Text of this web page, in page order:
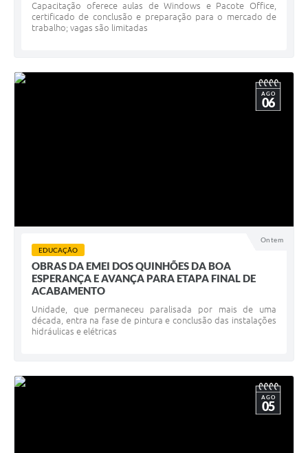
Capacitação oferece aulas de Windows e Pacote Office,
certificado de conclusão e preparação para o mercado de
trabalho; vagas são limitadas
Ontem
AGO
06
EDUCAÇÃO
OBRAS DA EMEI DOS QUINHÕES DA BOA
ESPERANÇA E AVANÇA PARA ETAPA FINAL DE
ACABAMENTO
Unidade, que permaneceu paralisada por mais de uma
década, entra na fase de pintura e conclusão das instalações
hidráulicas e elétricas
AGO
05